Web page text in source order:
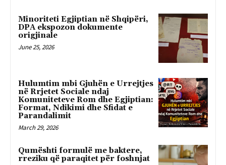
Minoriteti Egjiptian në Shqipëri,
DPA ekspozon dokumente
origjinale
June 25, 2026
Hulumtim mbi Gjuhën e Urrejtjes
në Rrjetet Sociale ndaj
Komuniteteve Rom dhe Egjiptian:
Format, Ndikimi dhe Sfidat e
Parandalimit
March 29, 2026
Qumështi formulë me baktere,
rreziku që paraqitet për foshnjat